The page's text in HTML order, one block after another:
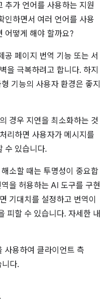
추가 언어를 사용하는 지원
인하면서 여러 언어를 사용
어떻게 해야 할까요?
공 페이지 번역 기능 또는 서
을 극복하려고 합니다. 하지
기능의 사용자 환경은 좋지
경우 지연을 최소화하는 것
리하면 사용자가 메시지를
수 있습니다.
소할 때는 투명성이 중요합
을 허용하는 AI 도구를 구현
기대치를 설정하고 번역이
피할 수 있습니다. 자세한 내
용하여 클라이언트 측
다.